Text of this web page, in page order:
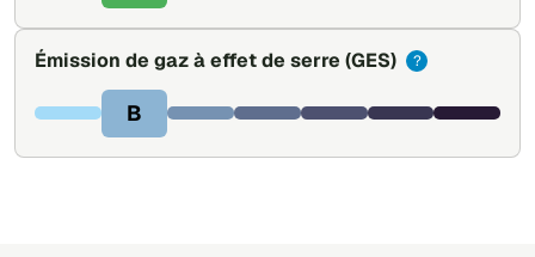
Émission de gaz à effet de serre (GES) ?
B